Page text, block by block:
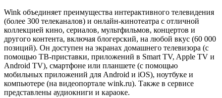
Wink объединяет преимущества интерактивного телевидения
(более 300 телеканалов) и онлайн-кинотеатра с отличной
коллекцией кино, сериалов, мультфильмов, концертов и
другого контента, включая блогерский, на любой вкус (60 000
позиций). Он доступен на экранах домашнего телевизора (с
помощью ТВ-приставки, приложений в Smart TV, Apple TV и
Android TV), смартфоне или планшете (с помощью
мобильных приложений для Android и iOS), ноутбуке и
компьютере (на видеопортале wink.ru). Также в сервисе
представлены аудиокниги и караоке.